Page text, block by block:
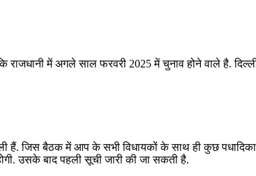
राजधानी में अगले साल फरवरी 2025 में चुनाव होने वाले है.
हैं. जिस बैठक में आप के सभी विधायकों के साथ ही कुछ
उसके बाद पहली सूची जारी की जा सकती है.